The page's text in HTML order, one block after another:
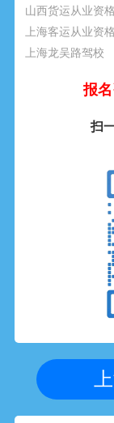
山西货运从业资
上海客运从业资
上海龙吴路驾校
报
扫